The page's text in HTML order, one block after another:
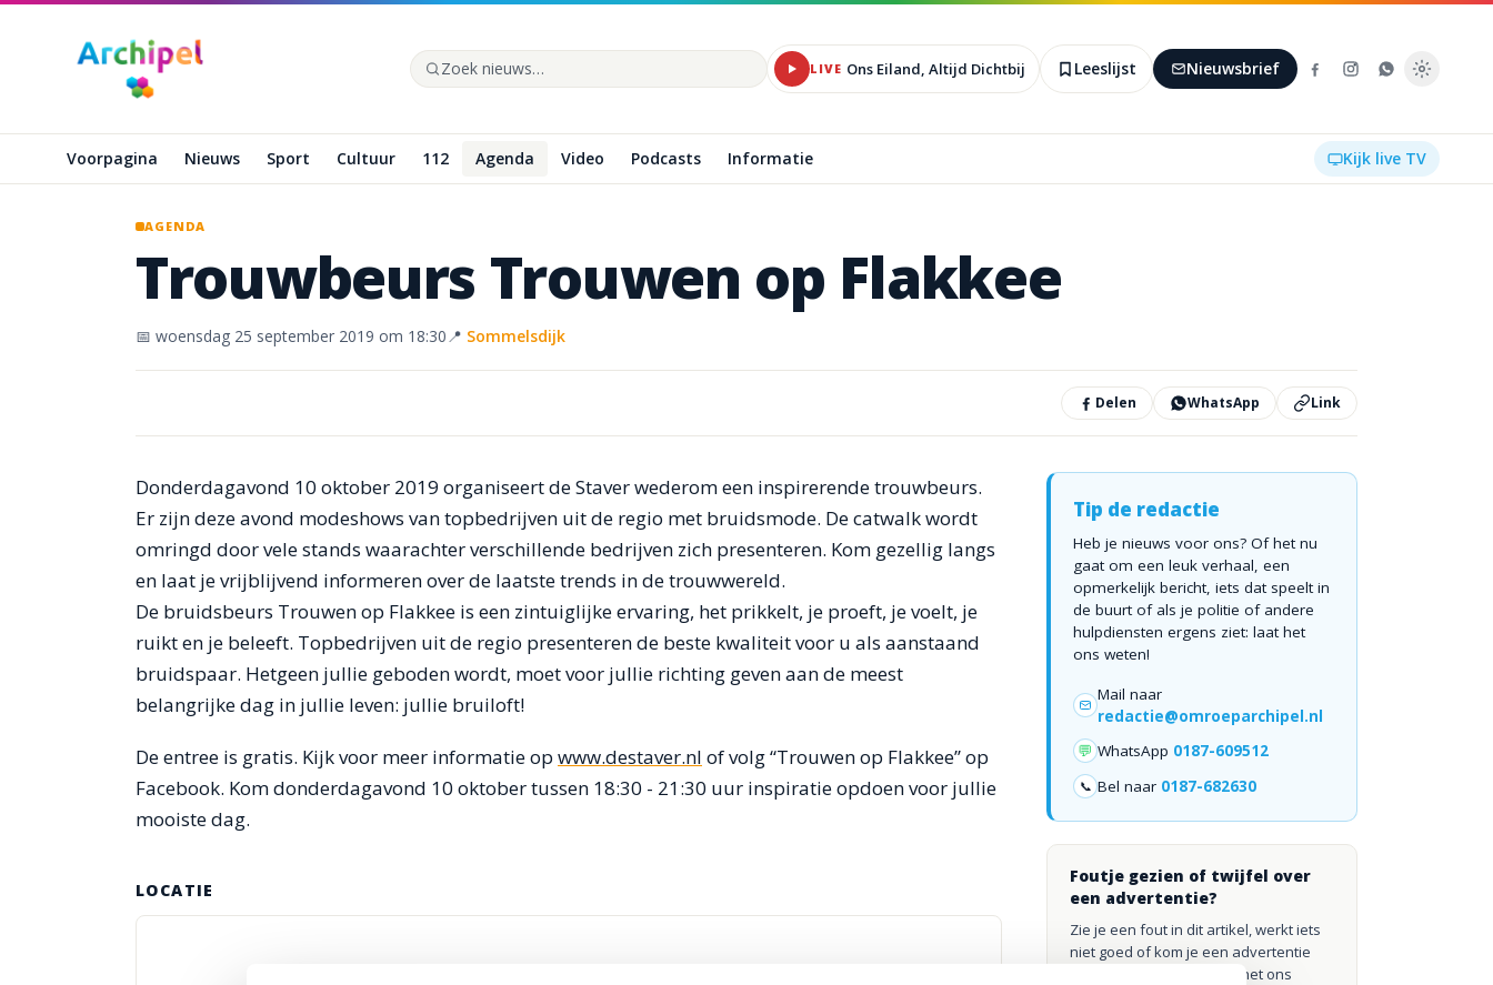
Naar hoofdinhoud
Zoek op de site LIVE Ons Eiland, Altijd Dichtbij Leeslijst Nieuwsbrief
Voorpagina Nieuws Sport Cultuur 112 Agenda Video Podcasts Informatie Kijk live TV
AGENDA
Trouwbeurs Trouwen op Flakkee
📅 woensdag 25 september 2019 om 18:30📍 Sommelsdijk
Delen WhatsApp Link
Donderdagavond 10 oktober 2019 organiseert de Staver wederom een inspirerende trouwbeurs.
Er zijn deze avond modeshows van topbedrijven uit de regio met bruidsmode. De catwalk wordt
omringd door vele stands waarachter verschillende bedrijven zich presenteren. Kom gezellig langs
en laat je vrijblijvend informeren over de laatste trends in de trouwwereld.
De bruidsbeurs Trouwen op Flakkee is een zintuiglijke ervaring, het prikkelt, je proeft, je voelt, je
ruikt en je beleeft. Topbedrijven uit de regio presenteren de beste kwaliteit voor u als aanstaand
bruidspaar. Hetgeen jullie geboden wordt, moet voor jullie richting geven aan de meest
belangrijke dag in jullie leven: jullie bruiloft!
De entree is gratis. Kijk voor meer informatie op www.destaver.nl of volg “Trouwen op Flakkee’’ op
Facebook. Kom donderdagavond 10 oktober tussen 18:30 - 21:30 uur inspiratie opdoen voor jullie
mooiste dag.
LOCATIE
Tip de redactie
Heb je nieuws voor ons? Of het nu
gaat om een leuk verhaal, een
opmerkelijk bericht, iets dat speelt in
de buurt of als je politie of andere
hulpdiensten ergens ziet: laat het
ons weten!
Mail naar
redactie@omroeparchipel.nl
💬 WhatsApp 0187-609512
📞 Bel naar 0187-682630
Foutje gezien of twijfel over
een advertentie?
Zie je een fout in dit artikel, werkt iets
niet goed of kom je een advertentie
tegen die niet klopt? Laat het ons